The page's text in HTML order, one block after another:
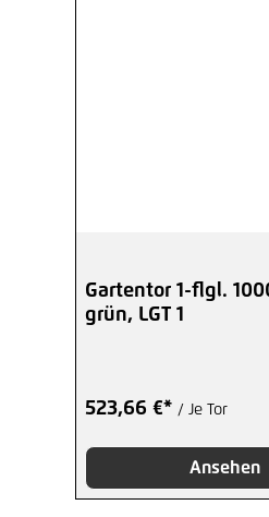
Gartentor 1-flgl.
grün, LGT 1
523,66 €* / Je Tor
Ansehen